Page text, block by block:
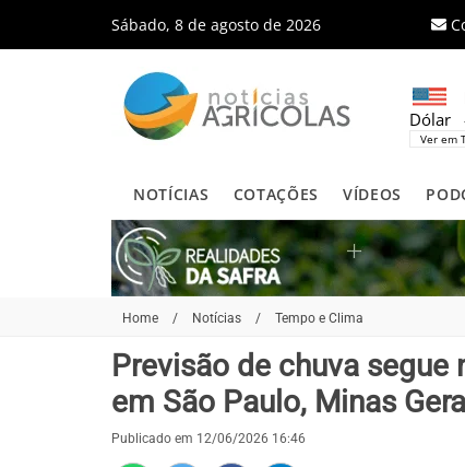
Sábado, 8 de agosto de 2026
Dólar
Ver em
NOTÍCIAS COTAÇÕES VÍDEOS
Home / Notícias / Tempo e Clima
Previsão de chuva
em São Paulo, Minas
Publicado em 12/06/2026 16:46